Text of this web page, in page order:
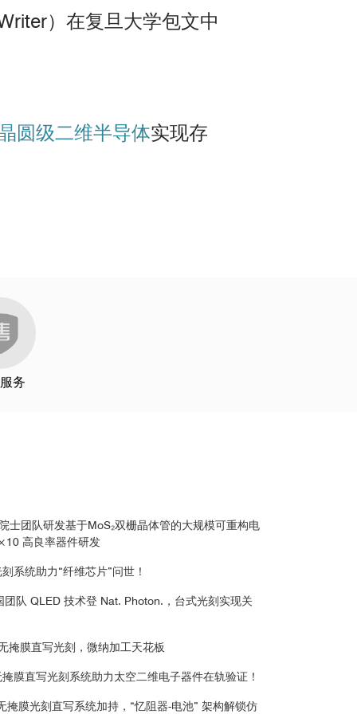
）在复旦大学包文中
圆级二维半导体实现存
务
士团队研发基于MoS₂双栅晶体管的大规模可重构电
高良率器件研发
系统助力“纤维芯片”问世！
队 QLED 技术登 Nat. Photon.，台式光刻实现关
掩膜直写光刻，微纳加工天花板
膜直写光刻系统助力太空二维电子器件在轨验证！
膜光刻直写系统加持，“忆阻器-电池” 架构解锁仿